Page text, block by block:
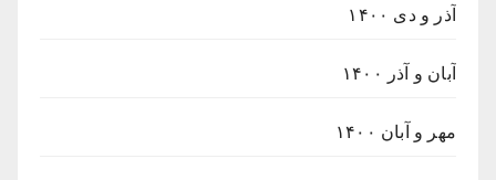
آذر و دی ۱۴۰۰
آبان و آذر ۱۴۰۰
مهر و آبان ۱۴۰۰